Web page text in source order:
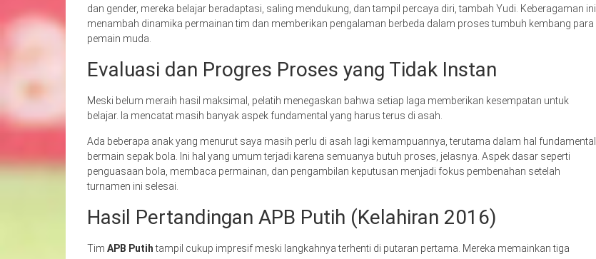
dan gender, mereka belajar beradaptasi, saling mendukung, dan tampil percaya diri, tambah Yudi. Keberagaman ini
menambah dinamika permainan tim dan memberikan pengalaman berbeda dalam proses tumbuh kembang para
pemain muda.
Evaluasi dan Progres Proses yang Tidak Instan
Meski belum meraih hasil maksimal, pelatih menegaskan bahwa setiap laga memberikan kesempatan untuk
belajar. Ia mencatat masih banyak aspek fundamental yang harus terus di asah.
Ada beberapa anak yang menurut saya masih perlu di asah lagi kemampuannya, terutama dalam hal fundamental
bermain sepak bola. Ini hal yang umum terjadi karena semuanya butuh proses, jelasnya. Aspek dasar seperti
penguasaan bola, membaca permainan, dan pengambilan keputusan menjadi fokus pembenahan setelah
turnamen ini selesai.
Hasil Pertandingan APB Putih (Kelahiran 2016)
Tim APB Putihtampil cukup impresif meski langkahnya terhenti di putaran pertama. Mereka memainkan tiga